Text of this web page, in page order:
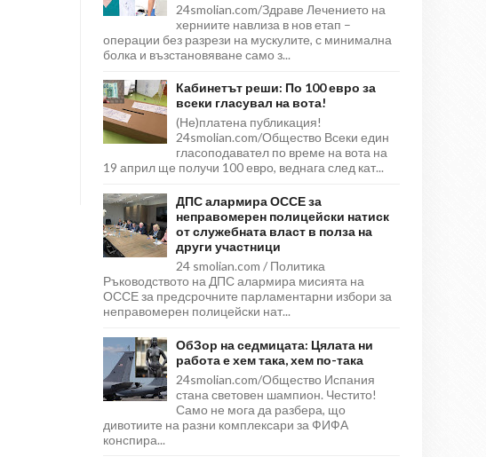
24smolian.com/Здраве Лечението на
херниите навлиза в нов етап –
операции без разрези на мускулите, с минимална
болка и възстановяване само з...
Кабинетът реши: По 100 евро за
всеки гласувал на вота!
(Не)платена публикация!
24smolian.com/Общество Всеки един
гласоподавател по време на вота на
19 април ще получи 100 евро, веднага след кат...
ДПС алармира ОССЕ за
неправомерен полицейски натиск
от служебната власт в полза на
други участници
24 smolian.com / Политика
Ръководството на ДПС алармира мисията на
ОССЕ за предсрочните парламентарни избори за
неправомерен полицейски нат...
ОбЗор на седмицата: Цялата ни
работа е хем така, хем по-така
24smolian.com/Общество Испания
стана световен шампион. Честито!
Само не мога да разбера, що
дивотиите на разни комплексари за ФИФА
конспира...